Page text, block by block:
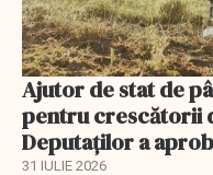
Ajutor de stat de
pentru crescătorii
Deputaților a
31 IULIE 2026